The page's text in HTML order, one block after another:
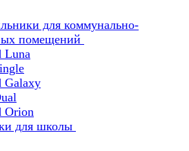
для коммунально-
помещений
Luna
Galaxy
Orion
для школы